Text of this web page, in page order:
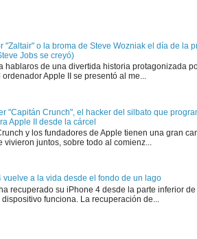
"Zaltair" o la broma de Steve Wozniak el día de la
Jobs se creyó)
hablaros de una divertida historia protagonizada
ordenador Apple II se presentó al me...
"Capitán Crunch", el hacker del silbato que
Apple II desde la cárcel
y los fundadores de Apple tienen una gran
vivieron juntos, sobre todo al comienz...
vuelve a la vida desde el fondo de un lago
recuperado su iPhone 4 desde la parte inferior
dispositivo funciona. La recuperación de...